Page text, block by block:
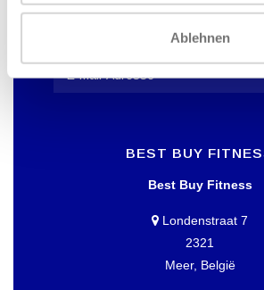
Ablehnen
WERDEN?
Dann abonnieren Sie unseren
BEST BUY
Best Buy Fitness
Londenstraat 7
2321
Meer, België